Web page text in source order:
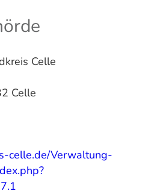
Celle
Celle
celle.de/Verwaltung-